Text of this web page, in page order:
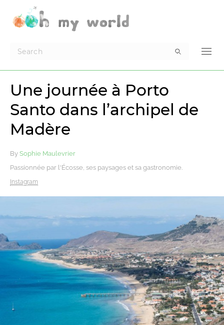
Une journée à Porto
Santo dans l’archipel de
Madère
By Sophie Maulevrier
Passionnée par l'Écosse, ses paysages et sa gastronomie.
Instagram